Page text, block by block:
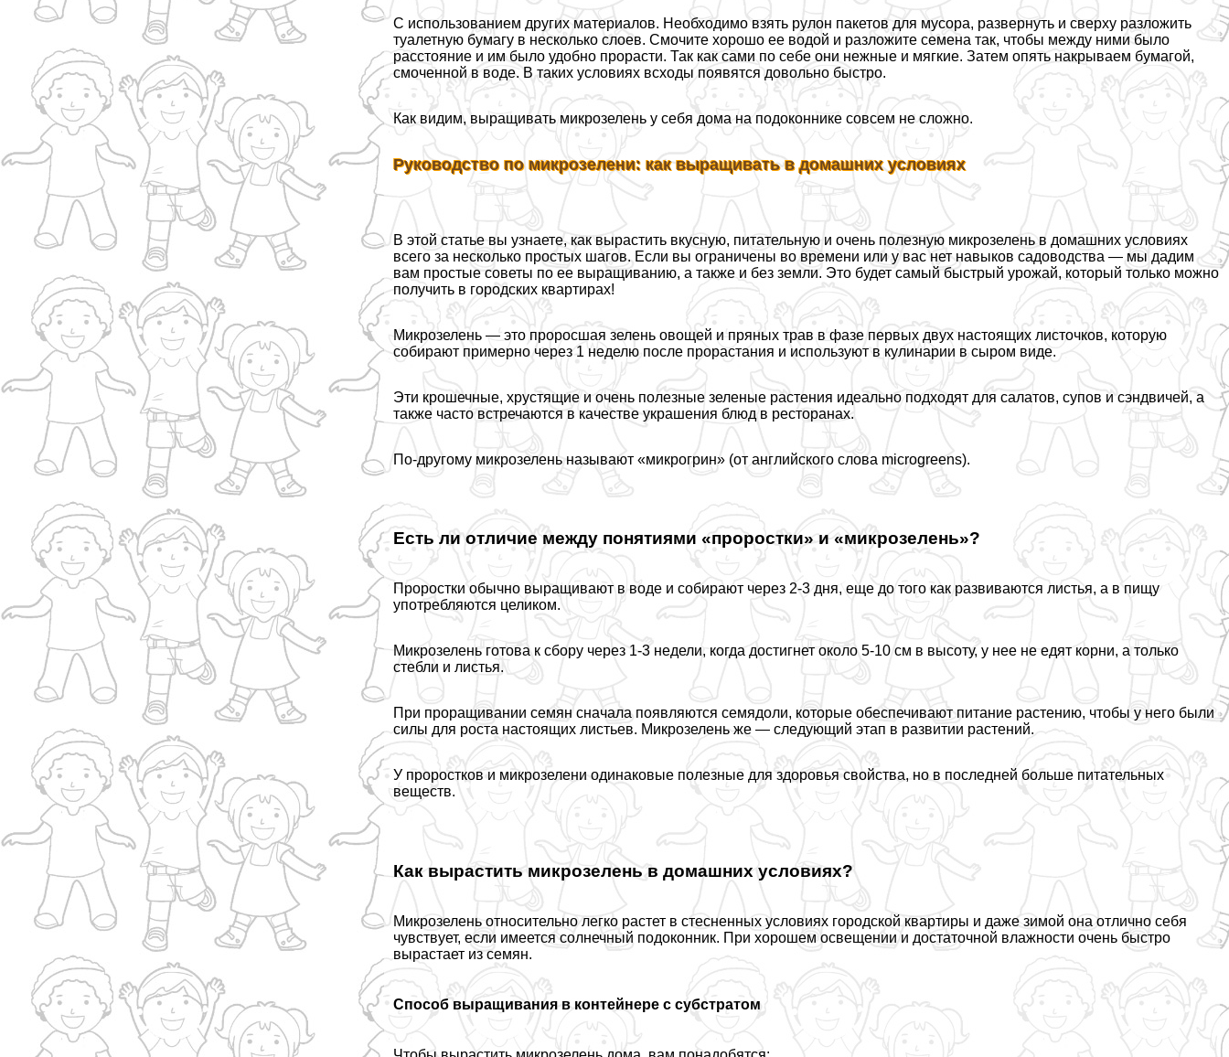
С использованием других материалов. Необходимо взять рулон пакетов для мусора, развернуть и сверху разложить
туалетную бумагу в несколько слоев. Смочите хорошо ее водой и разложите семена так, чтобы между ними было
расстояние и им было удобно прорасти. Так как сами по себе они нежные и мягкие. Затем опять накрываем бумагой,
смоченной в воде. В таких условиях всходы появятся довольно быстро.
Как видим, выращивать микрозелень у себя дома на подоконнике совсем не сложно.
Руководство по микрозелени: как выращивать в домашних условиях
В этой статье вы узнаете, как вырастить вкусную, питательную и очень полезную микрозелень в домашних условиях
всего за несколько простых шагов. Если вы ограничены во времени или у вас нет навыков садоводства — мы дадим
вам простые советы по ее выращиванию, а также и без земли. Это будет самый быстрый урожай, который только можно
получить в городских квартирах!
Микрозелень — это проросшая зелень овощей и пряных трав в фазе первых двух настоящих листочков, которую
собирают примерно через 1 неделю после прорастания и используют в кулинарии в сыром виде.
Эти крошечные, хрустящие и очень полезные зеленые растения идеально подходят для салатов, супов и сэндвичей, а
также часто встречаются в качестве украшения блюд в ресторанах.
По-другому микрозелень называют «микрогрин» (от английского слова microgreens).
Есть ли отличие между понятиями «проростки» и «микрозелень»?
Проростки обычно выращивают в воде и собирают через 2-3 дня, еще до того как развиваются листья, а в пищу
употрeбляются целиком.
Микрозелень готова к сбору через 1-3 недели, когда достигнет около 5-10 см в высоту, у нее не едят корни, а только
стeбли и листья.
При проращивании семян сначала появляются семядоли, которые обеспечивают питание растению, чтобы у него были
силы для роста настоящих листьев. Микрозелень же — следующий этап в развитии растений.
У проростков и микрозелени одинаковые полезные для здоровья свойства, но в последней больше питательных
веществ.
Как вырастить микрозелень в домашних условиях?
Микрозелень относительно легко растет в стесненных условиях городской квартиры и даже зимой она отлично себя
чувствует, если имеется солнечный подоконник. При хорошем освещении и достаточной влажности очень быстро
вырастает из семян.
Способ выращивания в контейнере с субстратом